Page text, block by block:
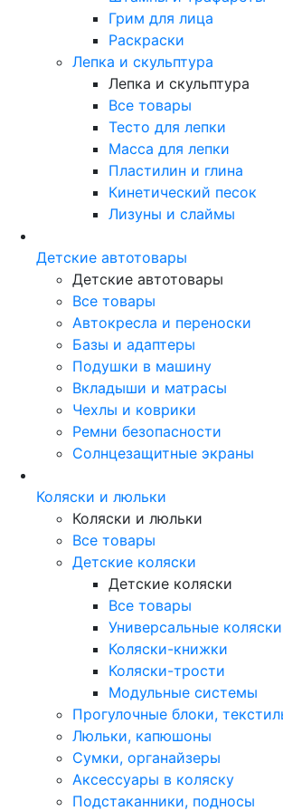
Грим для лица
Раскраски
Лепка и скульптура
Лепка и скульптура
Все товары
Тесто для лепки
Масса для лепки
Пластилин и глина
Кинетический песок
Лизуны и слаймы
Детские автотовары
Детские автотовары
Все товары
Автокресла и переноски
Базы и адаптеры
Подушки в машину
Вкладыши и матрасы
Чехлы и коврики
Ремни безопасности
Солнцезащитные экраны
Коляски и люльки
Коляски и люльки
Все товары
Детские коляски
Детские коляски
Все товары
Универсальные коляски
Коляски-книжки
Коляски-трости
Модульные системы
Прогулочные блоки,
Люльки, капюшоны
Сумки, органайзеры
Аксессуары в коляску
Подстаканники, подносы